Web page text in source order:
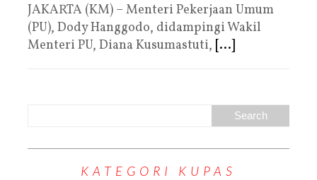
JAKARTA (KM) – Menteri Pekerjaan Umum
(PU), Dody Hanggodo, didampingi Wakil
Menteri PU, Diana Kusumastuti, [...]
KATEGORI KUPAS